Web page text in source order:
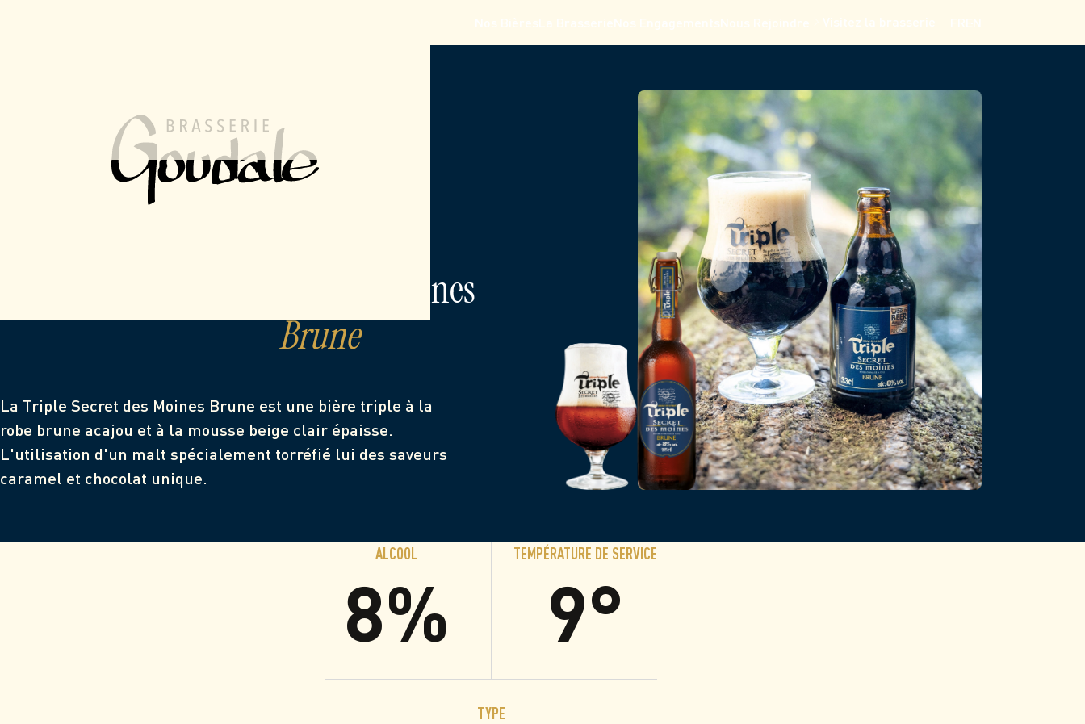
Triple Secret des Moines
Brune
La Triple Secret des Moines Brune est une bière triple à la
robe brune acajou et à la mousse beige clair épaisse.
L'utilisation d'un malt spécialement torréfié lui des saveurs
caramel et chocolat unique.
ALCOOL
8%
TEMPÉRATURE DE SERVICE
9°
TYPE